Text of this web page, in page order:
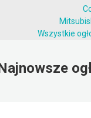
Wszystkie